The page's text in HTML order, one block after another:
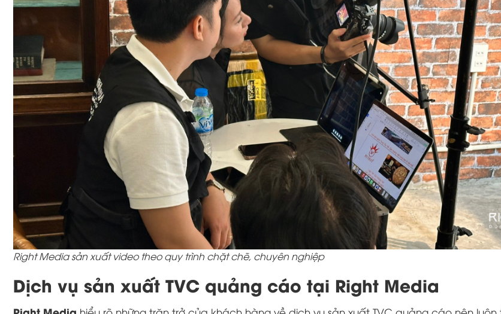
Right Media sản xuất video theo quy trình chặt chẽ, chuyên nghiệp
Dịch vụ sản xuất TVC quảng cáo tại Right Media